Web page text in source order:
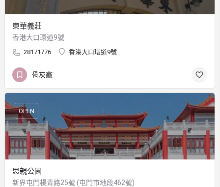
東華義莊
香港大口環道9號
28171776 香港大口環道9號
骨灰龕
思親公園
新界屯門楊青路25號 (屯門市地段462號)
OPEN